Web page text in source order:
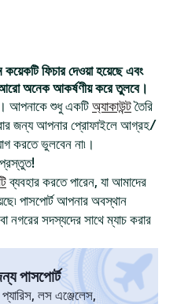
ফিচার দেওয়া হয়েছে এবং
আরো অনেক আকর্ষণীয় করে তুলবে।
আপনাকে শুধু একটি অ্যাকাউন্টতৈরি
জন্য আপনার প্রোফাইলে আগ্রহ/
করতে ভুলবেন না৷।
ব্যবহার করতে পারেন, যা আমাদের
পাসপোর্ট আপনার অবস্থান
নগরের সদস্যদের সাথে ম্যাচ করার
পাসপোর্ট
প্যারিস, লস এঞ্জেলেস,